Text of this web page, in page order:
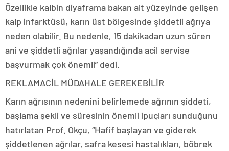
Özellikle kalbin diyaframa bakan alt yüzeyinde gelişen
kalp infarktüsü, karın üst bölgesinde şiddetli ağrıya
neden olabilir. Bu nedenle, 15 dakikadan uzun süren
ani ve şiddetli ağrılar yaşandığında acil servise
başvurmak çok önemli” dedi.
REKLAMACİL MÜDAHALE GEREKEBİLİR
Karın ağrısının nedenini belirlemede ağrının şiddeti,
başlama şekli ve süresinin önemli ipuçları sunduğunu
hatırlatan Prof. Okçu, “Hafif başlayan ve giderek
şiddetlenen ağrılar, safra kesesi hastalıkları, böbrek